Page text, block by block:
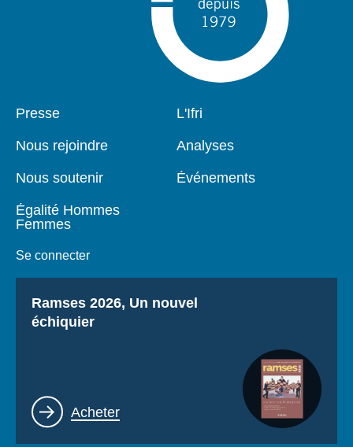
Pied
Presse
Nous rejoindre
Nous soutenir
Égalité Hommes
Femmes
Se connecter
Navigation
L'Ifri
Analyses
Événements
Titre
Ramses 2026, Un nouvel
échiquier
Lien
Acheter